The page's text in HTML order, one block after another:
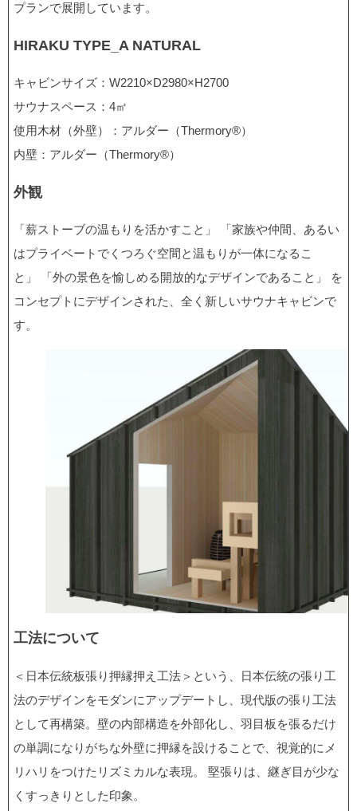
プランで展開しています。
HIRAKU TYPE_A NATURAL
キャビンサイズ：W2210×D2980×H2700
サウナスペース：4㎡
使用木材（外壁）：アルダー（Thermory®︎）
内壁：アルダー（Thermory®︎）
外観
「薪ストーブの温もりを活かすこと」 「家族や仲間、あるい
はプライベートでくつろぐ空間と温もりが一体になるこ
と」 「外の景色を愉しめる開放的なデザインであること」 を
コンセプトにデザインされた、全く新しいサウナキャビンで
す。
工法について
​＜日本伝統板張り押縁押え工法＞という、日本伝統の張り工
法のデザインをモダンにアップデートし、現代版の張り工法
として再構築。壁の内部構造を外部化し、羽目板を張るだけ
の単調になりがちな外壁に押縁を設けることで、視覚的にメ
リハリをつけたリズミカルな表現。 堅張りは、継ぎ目が少な
くすっきりとした印象。